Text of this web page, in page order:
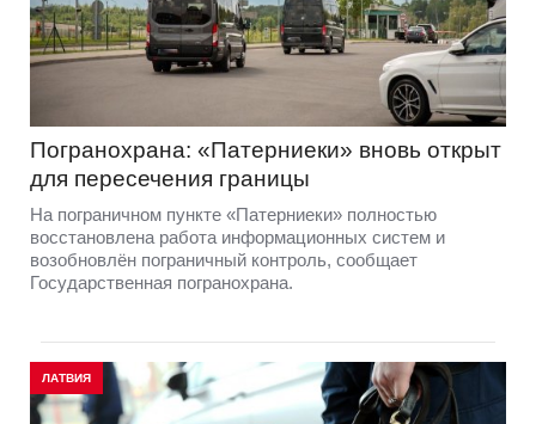
Погранохрана: «Патерниеки» вновь открыт
для пересечения границы
На пограничном пункте «Патерниеки» полностью
восстановлена работа информационных систем и
возобновлён пограничный контроль, сообщает
Государственная погранохрана.
ЛАТВИЯ